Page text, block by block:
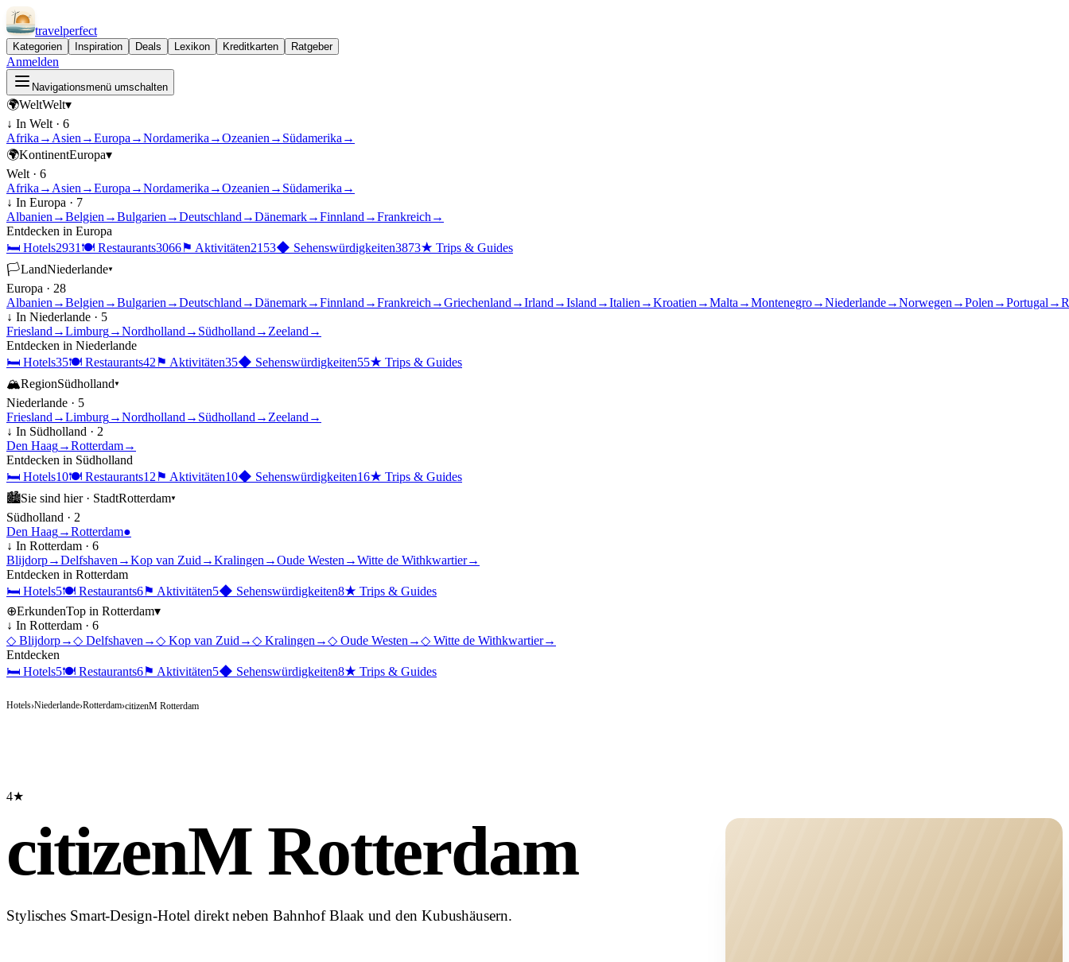
travelperfect
Kategorien Inspiration Deals Lexikon Kreditkarten Ratgeber
Anmelden
Navigationsmenü umschalten
🌍WeltWelt▾
↓ In Welt · 6
Afrika → Asien →Europa →Nordamerika →Ozeanien → Südamerika →
🌍KontinentEuropa▾
Welt · 6
Afrika → Asien →Europa →Nordamerika →Ozeanien → Südamerika →
↓ In Europa · 7
Albanien →Belgien →Bulgarien →Deutschland →Dänemark→Finnland →Frankreich →
Entdecken in Europa
🛏 Hotels2931 🍽 Restaurants3066⚑ Aktivitäten2153◆ Sehenswürdigkeiten3873★ Trips & Guides
🏳LandNiederlande▾
Europa · 28
Albanien →Belgien →Bulgarien →Deutschland →Dänemark→Finnland →Frankreich →Griechenland →Irland →Island →Italien →Kroatien →Malta →Montenegro→Niederlande→Norwegen →Polen →Portugal →
↓ In Niederlande · 5
Friesland →Limburg→Nordholland → Südholland → Zeeland →
Entdecken in Niederlande
🛏 Hotels35🍽 Restaurants42⚑ Aktivitäten35◆ Sehenswürdigkeiten55★ Trips & Guides
🏔RegionSüdholland▾
Niederlande · 5
Friesland →Limburg→Nordholland → Südholland → Zeeland →
↓ In Südholland · 2
Den Haag→Rotterdam→
Entdecken in Südholland
🛏 Hotels10🍽 Restaurants12⚑ Aktivitäten10◆ Sehenswürdigkeiten16★ Trips & Guides
🏙Sie sind hier · StadtRotterdam▾
Südholland · 2
Den Haag→Rotterdam●
↓ In Rotterdam · 6
Blijdorp→Delfshaven →Kop van Zuid →Kralingen →Oude Westen →Witte de Withkwartier→
Entdecken in Rotterdam
🛏 Hotels5🍽 Restaurants6⚑ Aktivitäten5◆ Sehenswürdigkeiten8★ Trips & Guides
⊕ErkundenTop in Rotterdam▾
↓ In Rotterdam · 6
◇ Blijdorp→◇ Delfshaven →◇ Kop van Zuid →◇ Kralingen →◇ Oude Westen →◇ Witte de Withkwartier→
Entdecken
🛏 Hotels5🍽 Restaurants6⚑ Aktivitäten5◆ Sehenswürdigkeiten8★ Trips & Guides
Hotels›Niederlande›Rotterdam›citizenM Rotterdam
4★
citizenM Rotterdam
Stylisches Smart-Design-Hotel direkt neben Bahnhof Blaak und den Kubushäusern.